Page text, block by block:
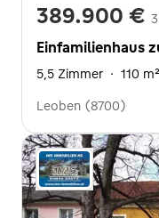
389.900 €
Einfamilienhaus
5,5 Zimmer · 110 m²
Leoben (8700)